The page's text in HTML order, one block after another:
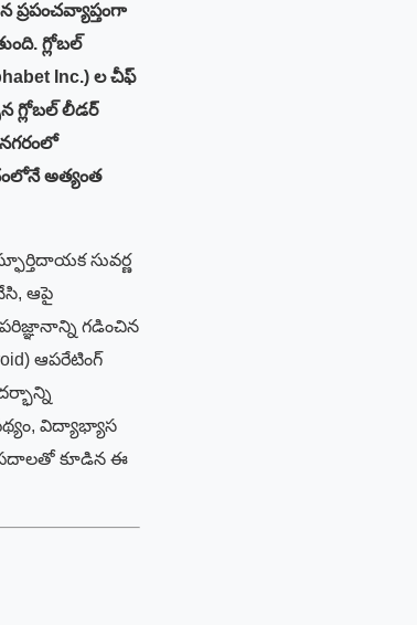
ప్రపంచవ్యాప్తంగా
గ్లోబల్
Inc.) ల చీఫ్
గ్లోబల్ లీడర్
అత్యంత
సువర్ణ
ఆపై
గడించిన
ఆపరేటింగ్
విద్యాభ్యాస
పదాలతో కూడిన ఈ